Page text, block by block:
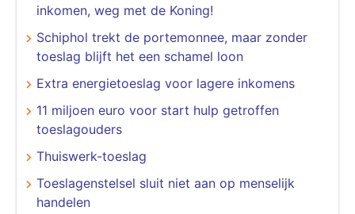
inkomen, weg met de Koning!
Schiphol trekt de portemonnee, maar zonder
toeslag blijft het een schamel loon
Extra energietoeslag voor lagere inkomens
11 miljoen euro voor start hulp getroffen
toeslagouders
Thuiswerk-toeslag
Toeslagenstelsel sluit niet aan op menselijk
handelen